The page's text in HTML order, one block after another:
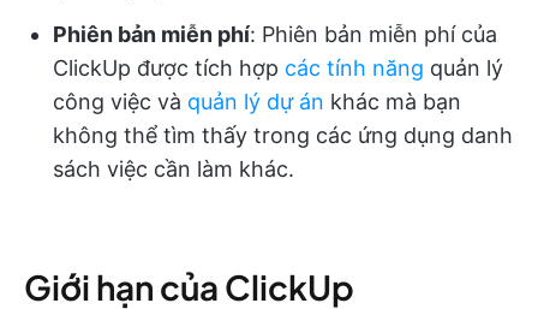
Phiên bản miễn phí: Phiên bản miễn phí của
ClickUp được tích hợp các tính năng quản lý
công việc và quản lý dự án khác mà bạn
không thể tìm thấy trong các ứng dụng danh
sách việc cần làm khác.
Giới hạn của ClickUp